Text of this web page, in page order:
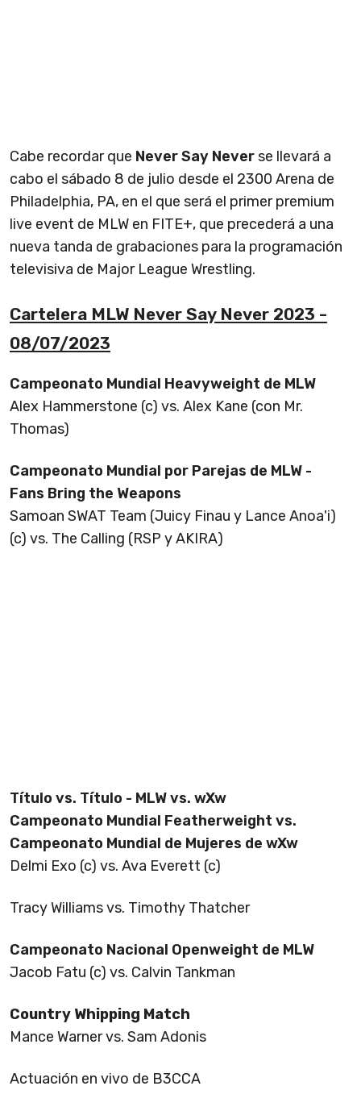
Cabe recordar que Never Say Neverse llevará a
cabo el sábado 8 de julio desde el 2300 Arena de
Philadelphia, PA, en el que será el primer premium
live event de MLW en FITE+, que precederá a una
nueva tanda de grabaciones para la programación
televisiva de Major League Wrestling.
Cartelera MLW Never Say Never 2023 -
08/07/2023
Campeonato Mundial Heavyweight de MLW
Alex Hammerstone (c) vs. Alex Kane (con Mr.
Thomas)
Campeonato Mundial por Parejas de MLW -
Fans Bring the Weapons
Samoan SWAT Team (Juicy Finau y Lance Anoa'i)
(c) vs. The Calling (RSP y AKIRA)
Título vs. Título - MLW vs. wXw
Campeonato Mundial Featherweight vs.
Campeonato Mundial de Mujeres de wXw
Delmi Exo (c) vs. Ava Everett (c)
Tracy Williams vs. Timothy Thatcher
Campeonato Nacional Openweight de MLW
Jacob Fatu (c) vs. Calvin Tankman
Country Whipping Match
Mance Warner vs. Sam Adonis
Actuación en vivo de B3CCA